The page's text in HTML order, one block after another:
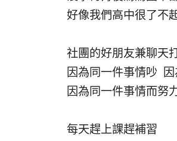
好像我們高中很了不
社團的好朋友兼聊天
因為同一件事情吵
因為同一件事情而努
每天趕上課趕補習